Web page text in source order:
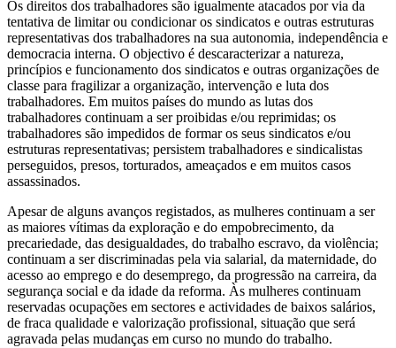
Os direitos dos trabalhadores são igualmente atacados por via da
tentativa de limitar ou condicionar os sindicatos e outras estruturas
representativas dos trabalhadores na sua autonomia, independência e
democracia interna. O objectivo é descaracterizar a natureza,
princípios e funcionamento dos sindicatos e outras organizações de
classe para fragilizar a organização, intervenção e luta dos
trabalhadores. Em muitos países do mundo as lutas dos
trabalhadores continuam a ser proibidas e/ou reprimidas; os
trabalhadores são impedidos de formar os seus sindicatos e/ou
estruturas representativas; persistem trabalhadores e sindicalistas
perseguidos, presos, torturados, ameaçados e em muitos casos
assassinados.
Apesar de alguns avanços registados, as mulheres continuam a ser
as maiores vítimas da exploração e do empobrecimento, da
precariedade, das desigualdades, do trabalho escravo, da violência;
continuam a ser discriminadas pela via salarial, da maternidade, do
acesso ao emprego e do desemprego, da progressão na carreira, da
segurança social e da idade da reforma. Às mulheres continuam
reservadas ocupações em sectores e actividades de baixos salários,
de fraca qualidade e valorização profissional, situação que será
agravada pelas mudanças em curso no mundo do trabalho.